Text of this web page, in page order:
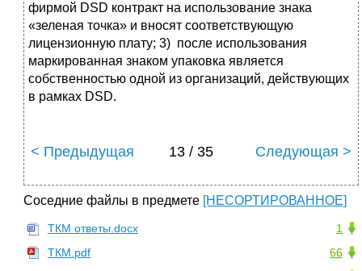
фирмой DSD контракт на использование знака
«зеленая точка» и вносят соответствующую
лицензионную плату; 3) после использования
маркированная знаком упаковка является
собственностью одной из организаций, действующих
в рамках DSD.
< Предыдущая 13 / 35 Следующая >
Соседние файлы в предмете [НЕСОРТИРОВАННОЕ]
1
ТКМ ответы.docx
66
ТКМ.pdf